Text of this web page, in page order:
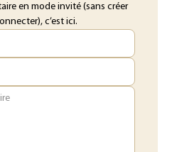
en mode invité (sans créer
c’est ici.